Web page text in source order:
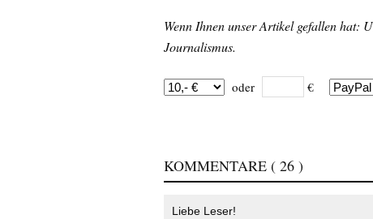
Wenn Ihnen unser Artikel gefallen hat:
Journalismus.
oder €
KOMMENTARE ( 26 )
Liebe Leser!